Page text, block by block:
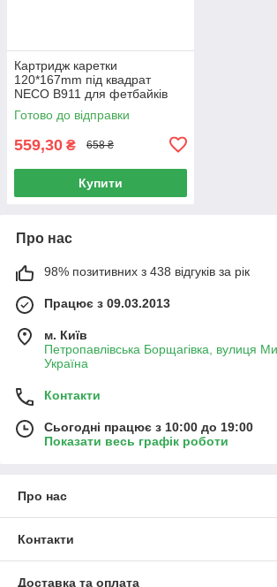
Картридж каретки
120*167mm під квадрат
NECO B911 для фетбайків
Готово до відправки
559,30 ₴ 658 ₴
Купити
Про нас
98% позитивних з 438 відгуків за рік
Працює з 09.03.2013
м. Київ
Петропавлівська Борщагівка, вулиця
Україна
Контакти
Сьогодні працює з 10:00 до 19:00
Показати весь графік роботи
Про нас
Контакти
Доставка та оплата